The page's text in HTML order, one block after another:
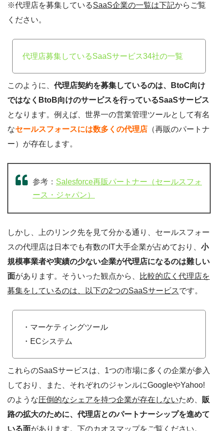
※代理店を募集しているSaaS企業の一覧は下記からご覧
ください。
代理店募集しているSaaSサービス34社の一覧
このように、 代理店契約を募集しているのは、BtoC向け
ではなくBtoB向けのサービスを行っているSaaSサービス
となります。例えば、世界一の営業管理ツールとして有名
なセールスフォースには数多くの代理店 （再販のパートナ
ー）が存在します。
参考： Salesforce再販パートナー（セールスフォ
ース・ジャパン）
しかし、上のリンク先を見て分かる通り、セールスフォー
スの代理店は日本でも有数のIT大手企業が占めており、 小
規模事業者や実績の少ない企業が代理店になるのは難しい
面があります。そういった観点から、
比較的広く代理店を
募集をしているのは、以下の2つのSaaSサービスです。
・マーケティングツール
・ECシステム
これらのSaaSサービスは、1つの市場に多くの企業が参入
しており、また、それぞれのジャンルにGoogleやYahoo!
のような圧倒的なシェアを持つ企業が存在しないため、 販
路の拡大のために、代理店とのパートナーシップを進めて
いる面があります。下のカオスマップをご覧ください。